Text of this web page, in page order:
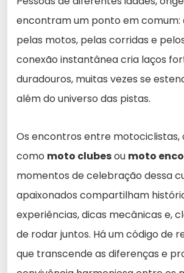
encontram um ponto em comum:
pelas motos, pelas corridas e
conexão instantânea cria laços
duradouros, muitas vezes se
além do universo das pistas.
Os encontros entre motociclistas,
como moto clubesou moto
momentos de celebração dessa
apaixonados compartilham
experiências, dicas mecânicas e,
de rodar juntos. Há um código de
que transcende as diferenças e